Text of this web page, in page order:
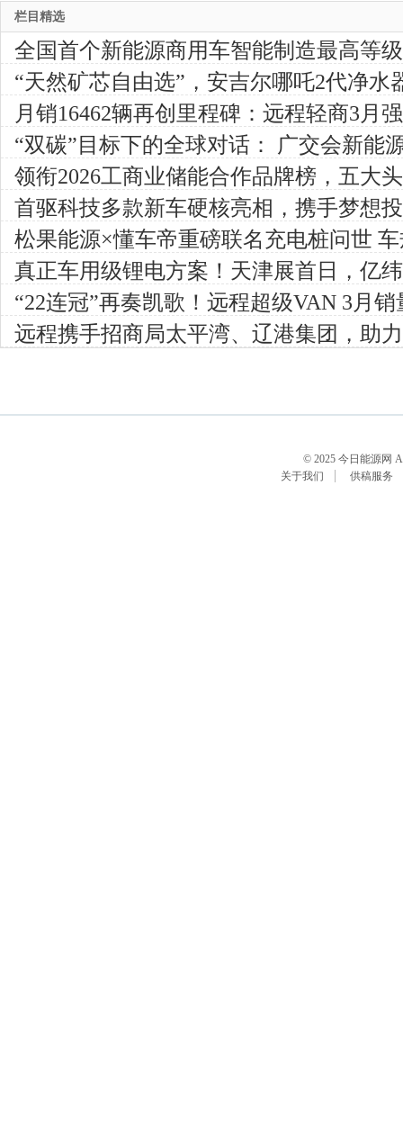
栏目精选
全国首个新能源商用车智能制造最高等
地，引领智造新高度
“天然矿芯自由选”，安吉尔哪吒2代净水
月销16462辆再创里程碑：远程轻商3月
稳居行业榜首
“双碳”目标下的全球对话： 广交会新能
企业增订单、拓市场
领衔2026工商业储能合作品牌榜，五大
新机遇
首驱科技多款新车硬核亮相，携手梦想
松果能源×懂车帝重磅联名充电桩问世
能新标准
真正车用级锂电方案！天津展首日，亿
维战”
“22连冠”再奏凯歌！远程超级VAN 3月
客，挺进油电全榜前三
远程携手招商局太平湾、辽港集团，助
© 2025 今日能源网
关于我们
供稿服务